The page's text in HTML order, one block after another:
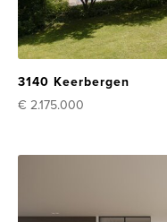
3140 Keerbergen
€ 2.175.000